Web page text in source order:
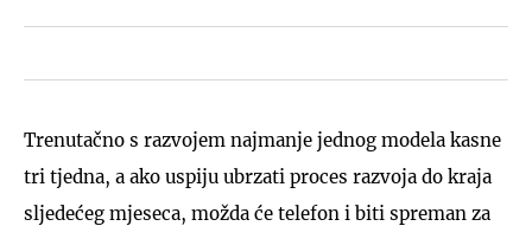
Trenutačno s razvojem najmanje jednog modela kasne
tri tjedna, a ako uspiju ubrzati proces razvoja do kraja
sljedećeg mjeseca, možda će telefon i biti spreman za